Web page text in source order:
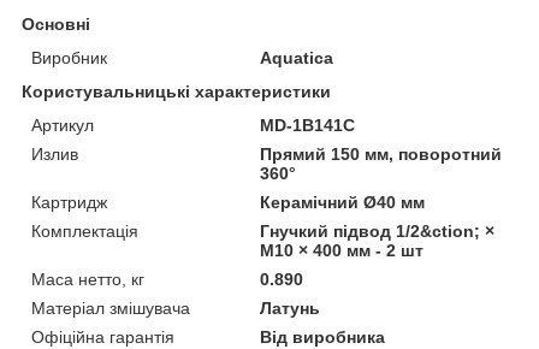
Основні
Виробник
Aquatica
Користувальницькі характеристики
Артикул
MD-1B141C
Излив
Прямий 150 мм, поворотний
360°
Картридж
Керамічний Ø40 мм
Комплектація
Гнучкий підвод 1/2&ction; ×
M10 × 400 мм - 2 шт
Маса нетто, кг
0.890
Матеріал змішувача
Латунь
Офіційна гарантія
Від виробника